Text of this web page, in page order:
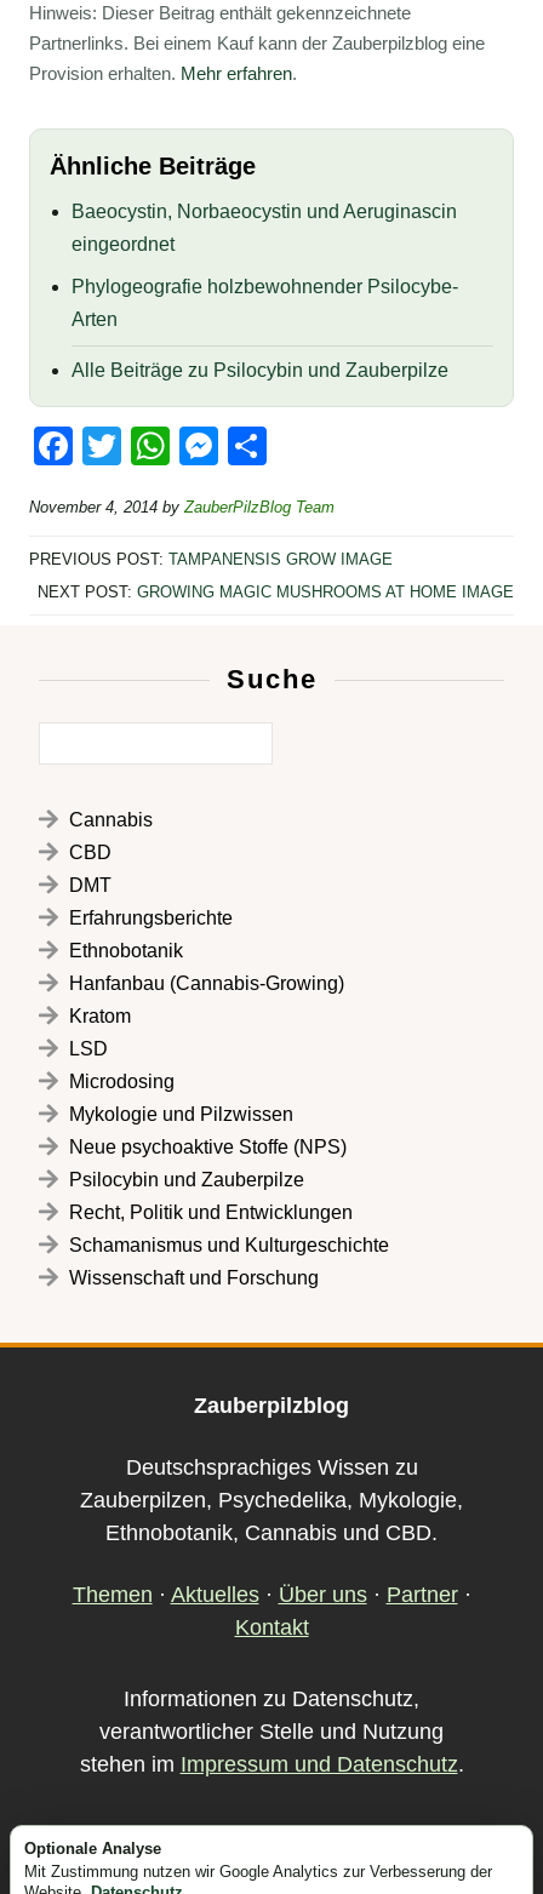
Hinweis: Dieser Beitrag enthält gekennzeichnete
Partnerlinks. Bei einem Kauf kann der Zauberpilzblog eine
Provision erhalten. Mehr erfahren.
Ähnliche Beiträge
Baeocystin, Norbaeocystin und Aeruginascin
eingeordnet
Phylogeografie holzbewohnender Psilocybe-
Arten
Alle Beiträge zu Psilocybin und Zauberpilze
F
c
e
b
o
k
T
tt
er
W
at
s
A
p
M
ss
e
n
er
e
n
November 4, 2014 by ZauberPilzBlog Team
PREVIOUS POST: TAMPANENSIS GROW IMAGE
NEXT POST: GROWING MAGIC MUSHROOMS AT HOME IMAGE
Suche
Cannabis
CBD
DMT
Erfahrungsberichte
Ethnobotanik
Hanfanbau (Cannabis-Growing)
Kratom
LSD
Microdosing
Mykologie und Pilzwissen
Neue psychoaktive Stoffe (NPS)
Psilocybin und Zauberpilze
Recht, Politik und Entwicklungen
Schamanismus und Kulturgeschichte
Wissenschaft und Forschung
Zauberpilzblog
Deutschsprachiges Wissen zu
Zauberpilzen, Psychedelika, Mykologie,
Ethnobotanik, Cannabis und CBD.
Themen · Aktuelles· Über uns· Partner·
Kontakt
Informationen zu Datenschutz,
verantwortlicher Stelle und Nutzung
stehen im Impressum und Datenschutz.
Startseite
Datenschutz
Kontakt
Optionale Analyse
Mit Zustimmung nutzen wir Google Analytics zur Verbesserung der